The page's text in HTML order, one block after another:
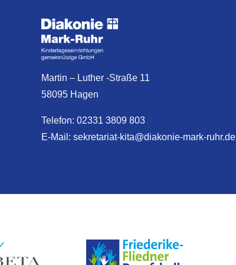
Martin – Luther -Straße 11
58095 Hagen
Telefon: 02331 3809 803
E-Mail: sekretariat-kita@diakonie-mark-ruhr.de